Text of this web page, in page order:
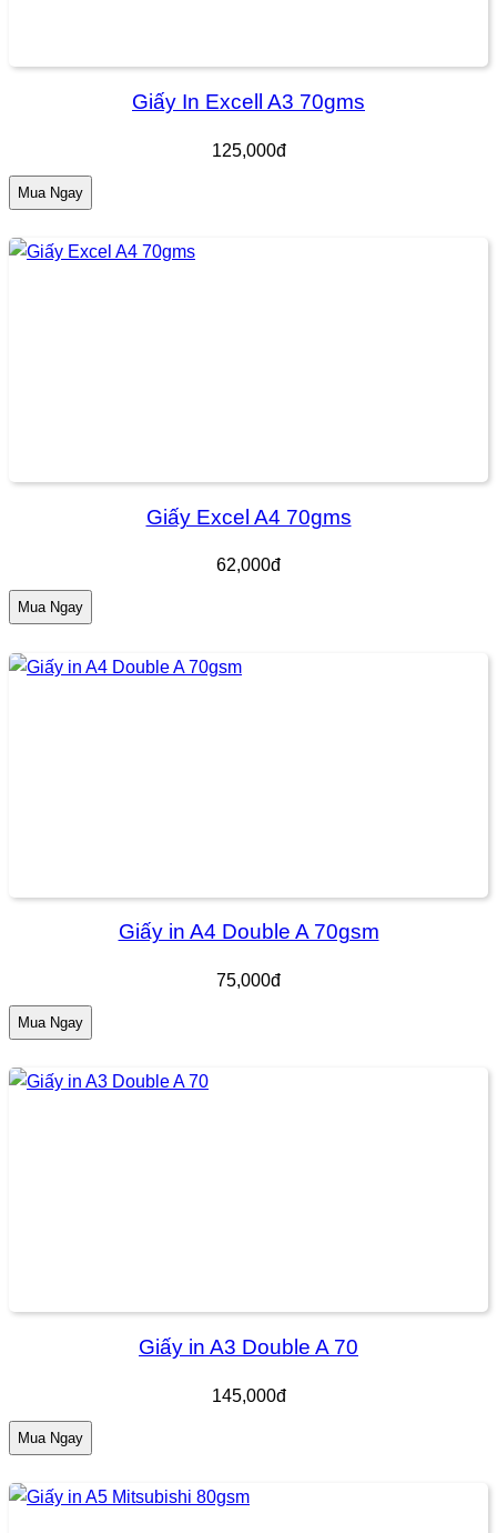
Giấy In Excell A3 70gms
125,000đ
Mua Ngay
Giấy Excel A4 70gms
62,000đ
Mua Ngay
Giấy in A4 Double A 70gsm
75,000đ
Mua Ngay
Giấy in A3 Double A 70
145,000đ
Mua Ngay